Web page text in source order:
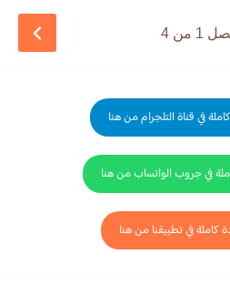
1 من 4
في قناة التلجرام من هنا
في جروب الواتساب من هنا
كاملة في تطبيقنا من هنا